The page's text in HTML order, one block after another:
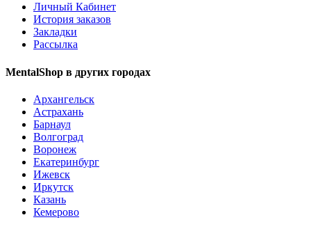
Личный Кабинет
История заказов
Закладки
Рассылка
MentalShop в других городах
Архангельск
Астрахань
Барнаул
Волгоград
Воронеж
Екатеринбург
Ижевск
Иркутск
Казань
Кемерово